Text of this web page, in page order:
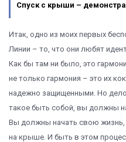
Спуск с крыши –
Итак, одно из моих первых
Линии – то, что они любят
Как бы там ни было, это
не только гармония – это их
надежно защищенными. Но
такое быть собой, вы должны
Вы должны начать свою жизнь,
на крыше. И быть в этом